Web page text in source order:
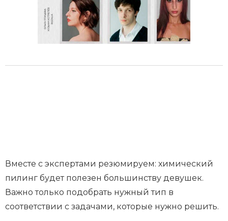
Вместе с экспертами резюмируем: химический
пилинг будет полезен большинству девушек.
Важно только подобрать нужный тип в
соответствии с задачами, которые нужно решить.